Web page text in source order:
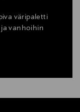
väripaletti
vanhoihin